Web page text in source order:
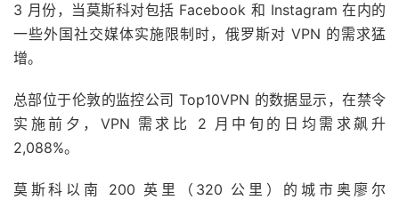
3 月份，当莫斯科对包括 Facebook 和 Instagram 在内的
一些外国社交媒体实施限制时，俄罗斯对 VPN 的需求猛
增。
总部位于伦敦的监控公司 Top10VPN 的数据显示，在禁令
实施前夕，VPN 需求比 2 月中旬的日均需求飙升
2,088%。
莫斯科以南 200 英里（320 公里）的城市奥廖尔